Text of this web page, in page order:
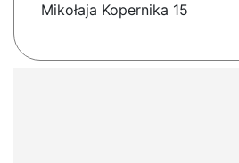
Mikołaja Kopernika 15